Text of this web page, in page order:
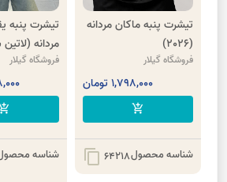
تیشرت پنبه ماکان مردانه
(2026)
فروشگاه گیلار
1,798,000 تومان
add_shopping_cart
شناسه محصول64218
content_copy
تیشرت پنبه
مردانه
فروشگاه گیلار
شناسه